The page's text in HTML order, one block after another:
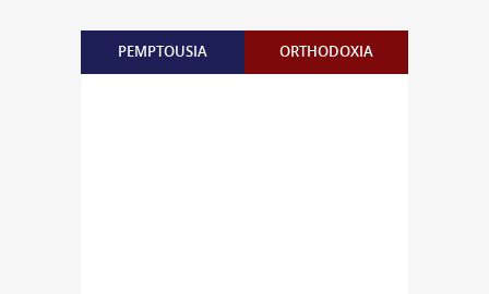
PEMPTOUSIA ORTHODOXIA